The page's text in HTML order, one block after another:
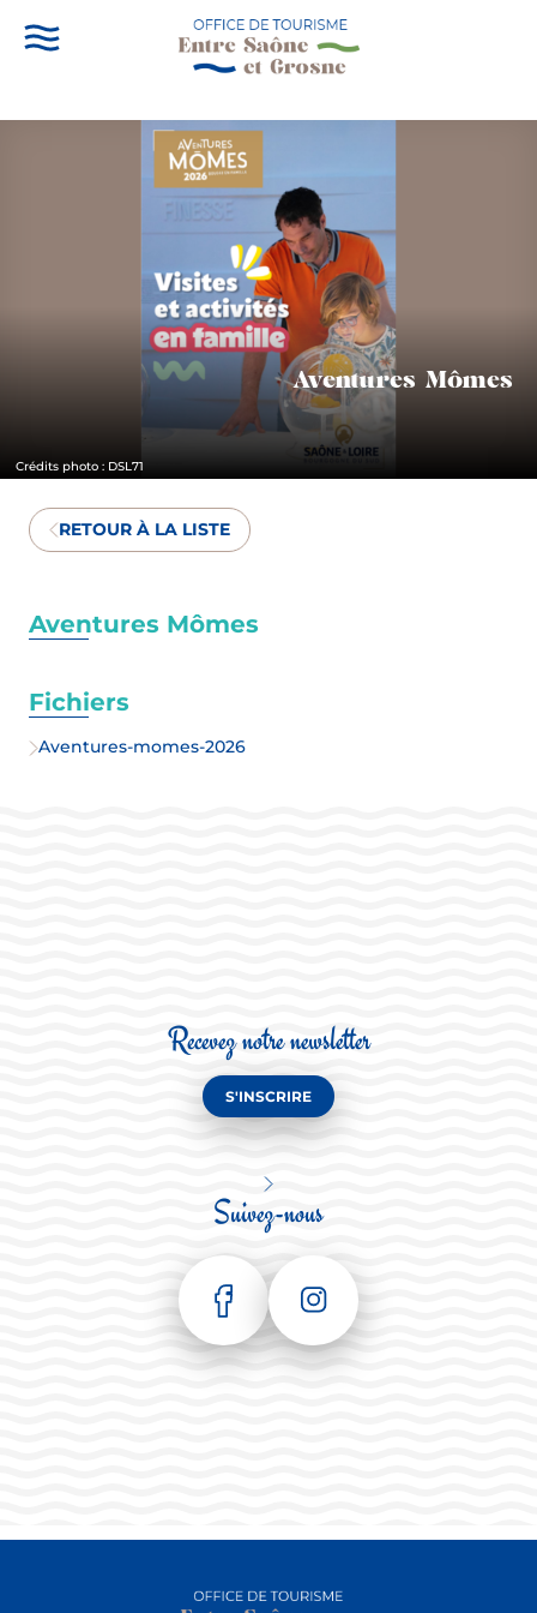
Crédits photo : DSL71
Aventures Mômes
RETOUR À LA LISTE
Aventures Mômes
Fichiers
Aventures-momes-2026
Recevez notre newsletter
S'INSCRIRE
Suivez-nous